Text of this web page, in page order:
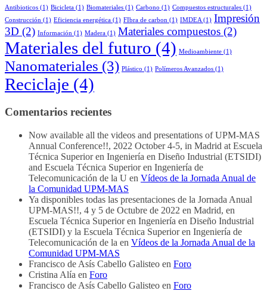
Antibioticos (1) Bicicleta (1) Biomateriales (1) Carbono (1) Compuestos estructurales (1)
Construcción (1) Eficiencia energética (1) FIbra de carbon (1) IMDEA(1) Impresión
3D (2) Información (1) Madera (1) Materiales compuestos (2)
Materiales del futuro (4) Medioambiente (1)
Nanomateriales (3) Plástico (1) Polímeros Avanzados (1)
Reciclaje (4)
Comentarios recientes
Now available all the videos and presentations of UPM-MAS
Annual Conference!!, 2022 October 4-5, in Madrid at Escuela
Técnica Superior en Ingeniería en Diseño Industrial (ETSIDI)
and Escuela Técnica Superior en Ingeniería de
Telecomunicación de la U en Vídeos de la Jornada Anual de
la Comunidad UPM-MAS
Ya disponibles todas las presentaciones de la Jornada Anual
UPM-MAS!!, 4 y 5 de Octubre de 2022 en Madrid, en
Escuela Técnica Superior en Ingeniería en Diseño Industrial
(ETSIDI) y la Escuela Técnica Superior en Ingeniería de
Telecomunicación de la en Vídeos de la Jornada Anual de la
Comunidad UPM-MAS
Francisco de Asís Cabello Galisteo en Foro
Cristina Alía en Foro
Francisco de Asís Cabello Galisteo en Foro